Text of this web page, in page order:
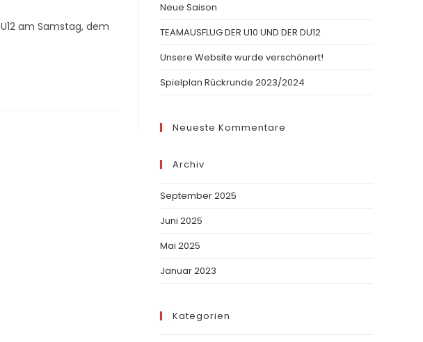
am Samstag, dem
Neue Saison
TEAMAUSFLUG DER U10 UND DER DU12
Unsere Website wurde verschönert!
Spielplan Rückrunde 2023/2024
Neueste Kommentare
Archiv
September 2025
Juni 2025
Mai 2025
Januar 2023
Kategorien